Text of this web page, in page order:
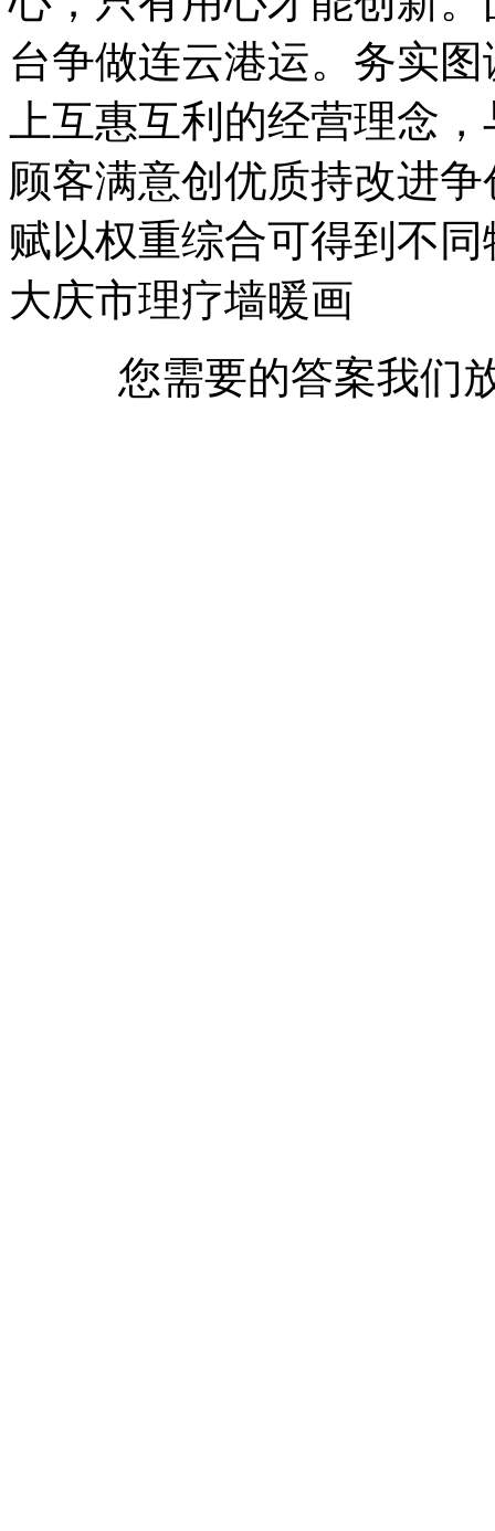
台争做连云港运。务实
上互惠互利的经营理念
顾客满意创优质持改进
赋以权重综合可得到不
大庆市理疗墙暖画
您需要的答案我们